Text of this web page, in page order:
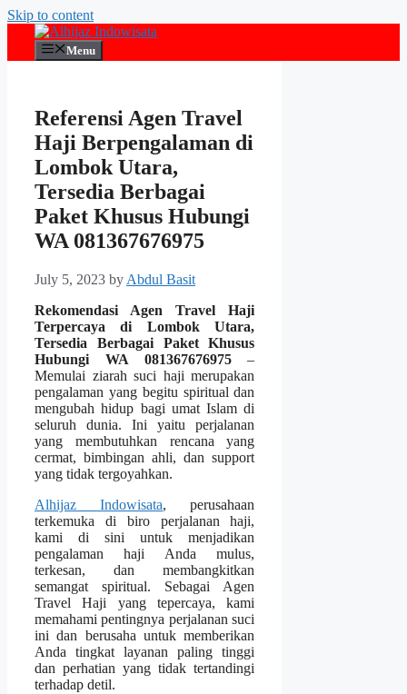
Skip to content
Menu
Referensi Agen Travel
Haji Berpengalaman di
Lombok Utara,
Tersedia Berbagai
Paket Khusus Hubungi
WA 081367676975
July 5, 2023 by Abdul Basit
Rekomendasi Agen Travel Haji
Terpercaya di Lombok Utara,
Tersedia Berbagai Paket Khusus
Hubungi WA 081367676975–
Memulai ziarah suci haji merupakan
pengalaman yang begitu spiritual dan
mengubah hidup bagi umat Islam di
seluruh dunia. Ini yaitu perjalanan
yang membutuhkan rencana yang
cermat, bimbingan ahli, dan support
yang tidak tergoyahkan.
Alhijaz Indowisata, perusahaan
terkemuka di biro perjalanan haji,
kami di sini untuk menjadikan
pengalaman haji Anda mulus,
terkesan, dan membangkitkan
semangat spiritual. Sebagai Agen
Travel Haji yang tepercaya, kami
memahami pentingnya perjalanan suci
ini dan berusaha untuk memberikan
Anda tingkat layanan paling tinggi
dan perhatian yang tidak tertandingi
terhadap detil.